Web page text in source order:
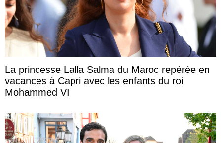
La princesse Lalla Salma du Maroc repérée en
vacances à Capri avec les enfants du roi
Mohammed VI